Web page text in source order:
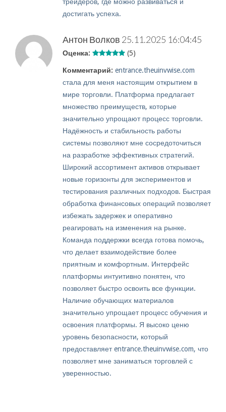
трейдеров, где можно развиваться и
достигать успеха.
Антон Волков 25.11.2025 16:04:45
Оценка: (5)
Комментарий: entrance.theuinvwise.com
стала для меня настоящим открытием в
мире торговли. Платформа предлагает
множество преимуществ, которые
значительно упрощают процесс торговли.
Надёжность и стабильность работы
системы позволяют мне сосредоточиться
на разработке эффективных стратегий.
Широкий ассортимент активов открывает
новые горизонты для экспериментов и
тестирования различных подходов. Быстрая
обработка финансовых операций позволяет
избежать задержек и оперативно
реагировать на изменения на рынке.
Команда поддержки всегда готова помочь,
что делает взаимодействие более
приятным и комфортным. Интерфейс
платформы интуитивно понятен, что
позволяет быстро освоить все функции.
Наличие обучающих материалов
значительно упрощает процесс обучения и
освоения платформы. Я высоко ценю
уровень безопасности, который
предоставляет entrance.theuinvwise.com, что
позволяет мне заниматься торговлей с
уверенностью.